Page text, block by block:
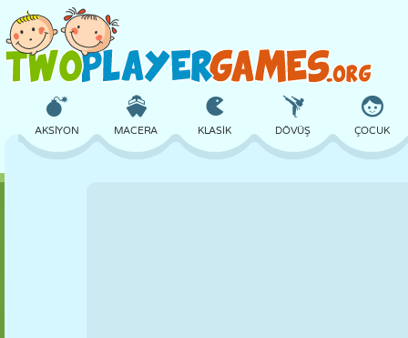
AKSIYON MACERA KLASIK DÖVÜŞ ÇOCUK